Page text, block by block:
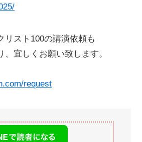
リスト100の講演依頼も
、宜しくお願い致します。
request